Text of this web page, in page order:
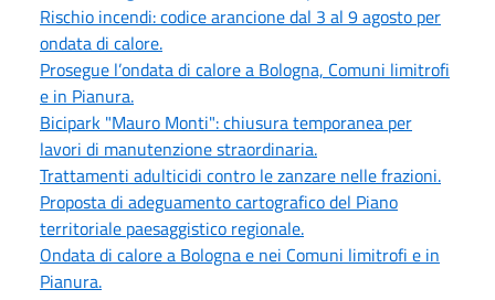
Rischio incendi: codice arancione dal 3 al 9 agosto per
ondata di calore.
Prosegue l’ondata di calore a Bologna, Comuni limitrofi
e in Pianura.
Bicipark "Mauro Monti": chiusura temporanea per
lavori di manutenzione straordinaria.
Trattamenti adulticidi contro le zanzare nelle frazioni.
Proposta di adeguamento cartografico del Piano
territoriale paesaggistico regionale.
Ondata di calore a Bologna e nei Comuni limitrofi e in
Pianura.